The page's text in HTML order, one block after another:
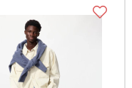
32W 32L
36W 34L